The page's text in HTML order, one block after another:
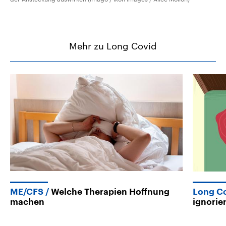
Mehr zu Long Covid
ME/CFS
Welche Therapien Hoffnung
machen
Long